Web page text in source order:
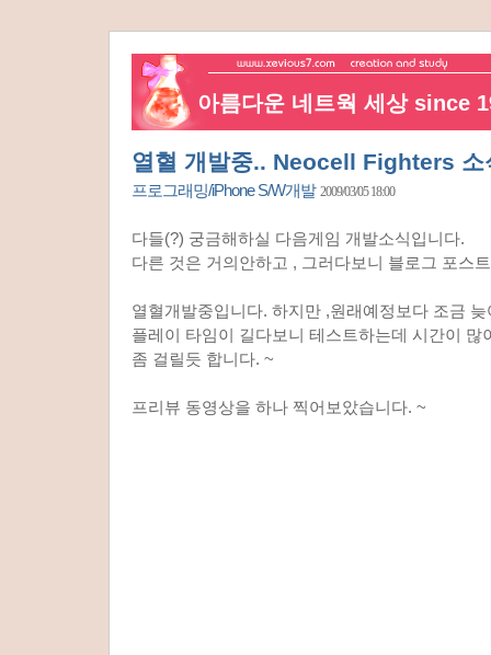
아름다운 네트웍 세상 since
열혈 개발중.. Neocell Fighters 소
프로그래밍/iPhone S/W개발 2009/03/05 18:00
다들(?) 궁금해하실 다음게임 개발소식입니다.
다른 것은 거의안하고 , 그러다보니 블로그 포스
열혈개발중입니다. 하지만 ,원래예정보다 조금
플레이 타임이 길다보니 테스트하는데 시간이 많
좀 걸릴듯 합니다. ~
프리뷰 동영상을 하나 찍어보았습니다. ~